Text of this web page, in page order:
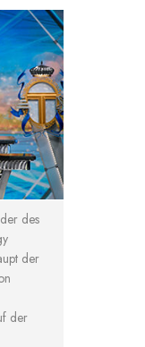
des
der
der